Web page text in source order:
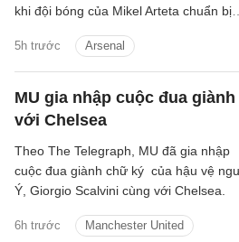
5h trước Arsenal
khi đội bóng của Mikel Arteta chuẩn bị
MU gia nhập cuộc đua
với Chelsea
6h trước Manchester United
Theo The Telegraph, MU đã gia nhập
cuộc đua giành chữ ký của hậu vệ
Ý, Giorgio Scalvini cùng với Chelsea.